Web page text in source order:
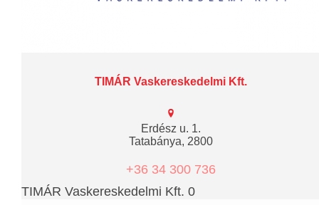
TIMÁR Vaskereskedelmi Kft.
Erdész u. 1.
Tatabánya, 2800
+36 34 300 736
TIMÁR Vaskereskedelmi Kft. 0